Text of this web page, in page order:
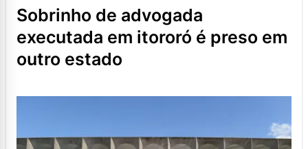
sobrinho de advogada
executada em itororó é preso em
outro estado